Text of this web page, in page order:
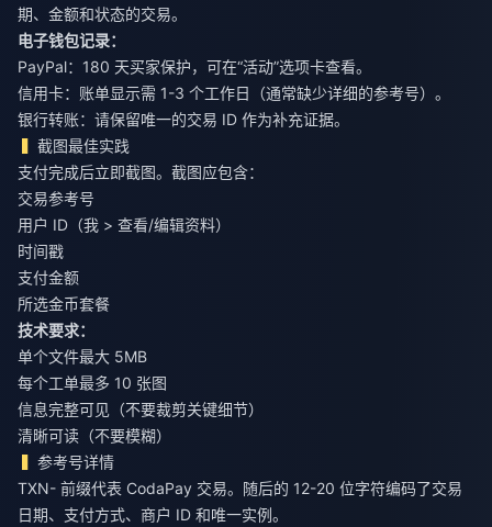
期、金额和状态的交易。
电子钱包记录：
PayPal：180 天买家保护，可在“活动”选项卡查看。
信用卡：账单显示需 1-3 个工作日（通常缺少详细的参考号）。
银行转账：请保留唯一的交易 ID 作为补充证据。
截图最佳实践
支付完成后立即截图。截图应包含：
交易参考号
用户 ID（我 > 查看/编辑资料）
时间戳
支付金额
所选金币套餐
技术要求：
单个文件最大 5MB
每个工单最多 10 张图
信息完整可见（不要裁剪关键细节）
清晰可读（不要模糊）
参考号详情
TXN- 前缀代表 CodaPay 交易。随后的 12-20 位字符编码了交易
日期、支付方式、商户 ID 和唯一实例。